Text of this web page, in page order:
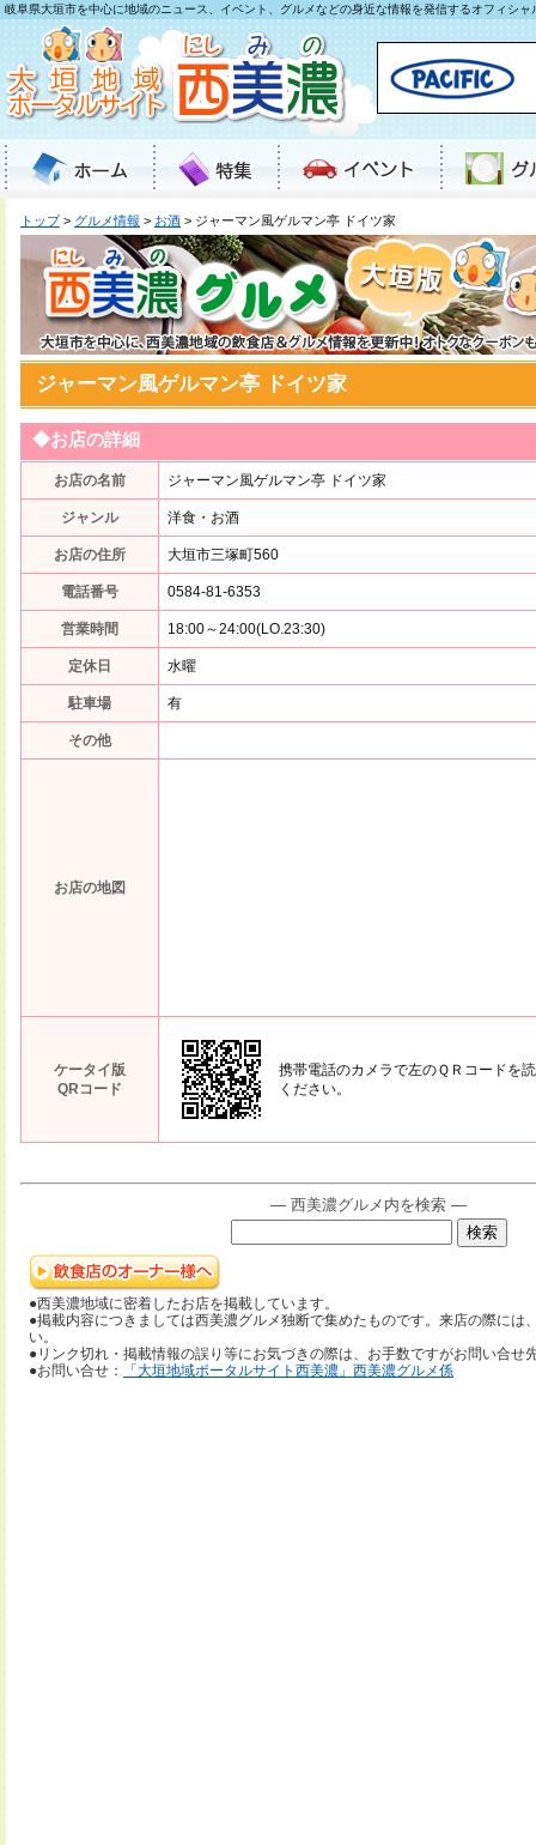
岐阜県大垣市を中心に地域のニュース、イベント、グルメなどの身近な情報を発信するオフィシャ
トップ> グルメ情報 > お酒 > ジャーマン風ゲルマン亭 ドイツ家
ジャーマン風ゲルマン亭 ドイツ家
◆お店の詳細
お店の名前 ジャーマン風ゲルマン亭 ドイツ家
ジャンル 洋食・お酒
お店の住所 大垣市三塚町560
電話番号 0584-81-6353
営業時間 18:00～24:00(LO.23:30)
定休日 水曜
駐車場 有
その他
お店の地図
ケータイ版
QRコード
携帯電話のカメラで左のＱＲコードを
ください。
― 西美濃グルメ内を検索 ―
●西美濃地域に密着したお店を掲載しています。
●掲載内容につきましては西美濃グルメ独断で集めたものです。来店の際には
い。
●リンク切れ・掲載情報の誤り等にお気づきの際は、お手数ですがお問い合せ
●お問い合せ：
「大垣地域ポータルサイト西美濃」西美濃グルメ係